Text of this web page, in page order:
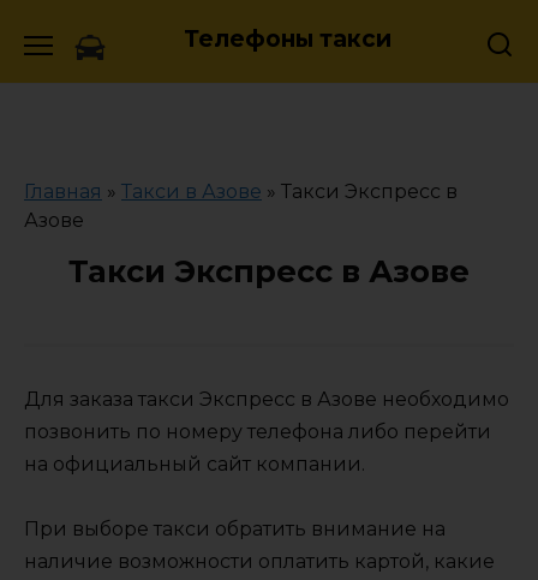
Телефоны такси
Главная » Такси в Азове » Такси Экспресс в
Азове
Такси Экспресс в Азове
Для заказа такси Экспресс в Азове необходимо
позвонить по номеру телефона либо перейти
на официальный сайт компании.
При выборе такси обратить внимание на
наличие возможности оплатить картой, какие